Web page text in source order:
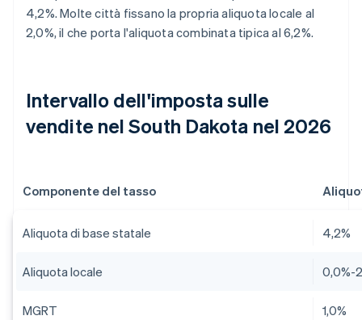
4,2%. Molte città fissano la propria aliquota locale al
2,0%, il che porta l'aliquota combinata tipica al 6,2%.
Intervallo dell'imposta sulle
vendite nel South Dakota nel 2026
Componente del tasso
Aliquota di base statale 4,2%
Aliquota locale 0,0%-
MGRT 1,0%